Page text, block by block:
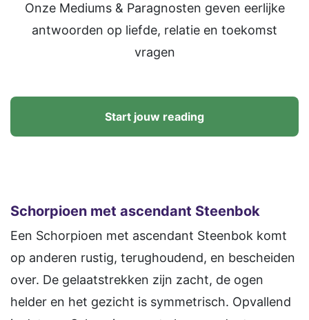
Onze Mediums & Paragnosten geven eerlijke
antwoorden op liefde, relatie en toekomst
vragen
Start jouw reading
Schorpioen met ascendant Steenbok
Een Schorpioen met ascendant Steenbok komt
op anderen rustig, terughoudend, en bescheiden
over. De gelaatstrekken zijn zacht, de ogen
helder en het gezicht is symmetrisch. Opvallend